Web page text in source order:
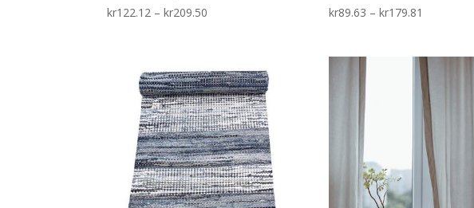
kr122.12 – kr209.50
through
kr209.50
kr89.63 – kr179.81
kr89.63
through
kr179.81